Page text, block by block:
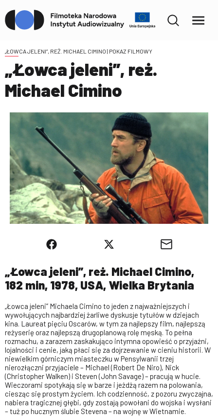
„ŁOWCA JELENI”, REŻ. MICHAEL CIMINO | POKAZ FILMOWY
„Łowca jeleni”, reż.
Michael Cimino
„Łowca jeleni”, reż. Michael Cimino,
182 min, 1978, USA, Wielka Brytania
„Łowca jeleni” Michaela Cimino to jeden z najważniejszych i
wywołujących najbardziej żarliwe dyskusje tytułów w dziejach
kina. Laureat pięciu Oscarów, w tym za najlepszy film, najlepszą
reżyserię oraz najlepszą drugoplanową rolę męską. To pełna
rozmachu, a zarazem zaskakująco intymna opowieść o przyjaźni,
lojalności i cenie, jaką płaci się za dojrzewanie w cieniu historii. W
niewielkim górniczym miasteczku w Pensylwanii trzej
nierozłączni przyjaciele – Michael (Robert De Niro), Nick
(Christopher Walken) i Steven (John Savage) – pracują w hucie.
Wieczorami spotykają się w barze i jeżdżą razem na polowania,
ciesząc się prostym życiem. Ich codzienność, z pozoru zwyczajna,
nabiera tragicznej głębi, gdy zostają powołani do wojska i wysłani
– tuż po hucznym ślubie Stevena – na wojnę w Wietnamie.